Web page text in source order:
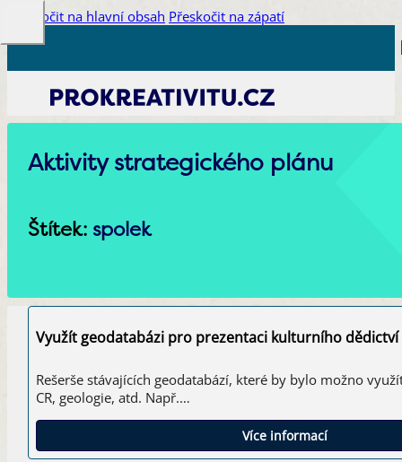
Přeskočit na hlavní obsah Přeskočit na zápatí
Aktivity strategického plánu
Štítek: spolek
Využít geodatabázi pro prezentaci kulturního dědictví
Rešerše stávajících geodatabází, které by bylo možno
CR, geologie, atd. Např.…
Více informací